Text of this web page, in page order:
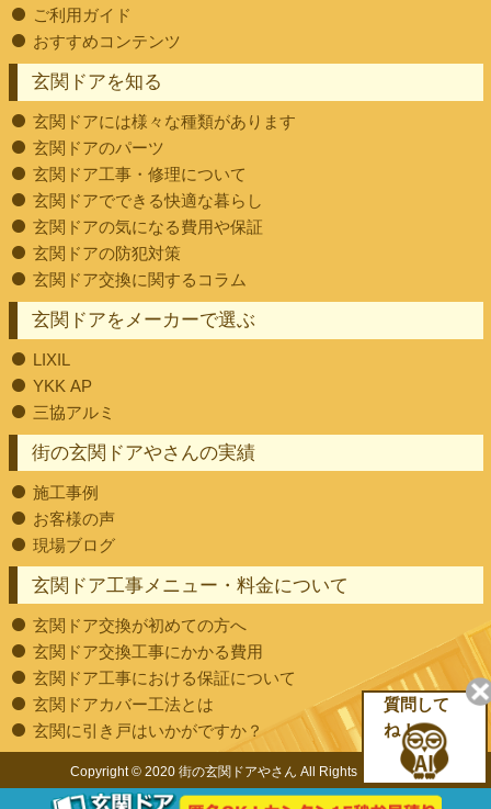
ご利用ガイド
おすすめコンテンツ
街の玄関ドアやさんの実績
施工事例
お客様の声
現場ブログ
玄関ドアを知る
玄関ドアには様々な種類があります
玄関ドアのパーツ
玄関ドア工事・修理について
玄関ドアでできる快適な暮らし
玄関ドアの気になる費用や保証
玄関ドアの防犯対策
玄関ドア交換に関するコラム
玄関ドア工事メニュー・料金について
玄関ドア交換が初めての方へ
玄関ドア交換工事にかかる費用
玄関ドア工事における保証について
玄関ドアカバー工法とは
玄関に引き戸はいかがですか？
玄関ドアをメーカーで選ぶ
LIXIL
YKK AP
三協アルミ
Copyright © 2020 街の玄関ドアやさん All Rights Reserved.
質問して
ね！